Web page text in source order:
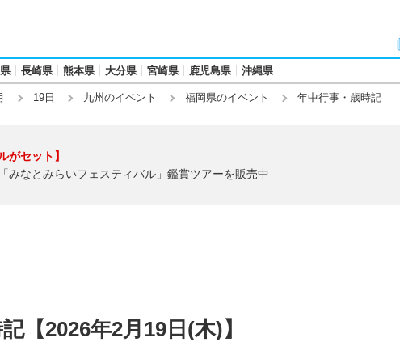
長崎県 熊本県 大分県 宮崎県 鹿児島県 沖縄県
19日 九州のイベント 福岡県のイベント 年中行事・歳時記
がセット】
みなとみらいフェスティバル」鑑賞ツアーを販売中
【2026年2月19日(木)】